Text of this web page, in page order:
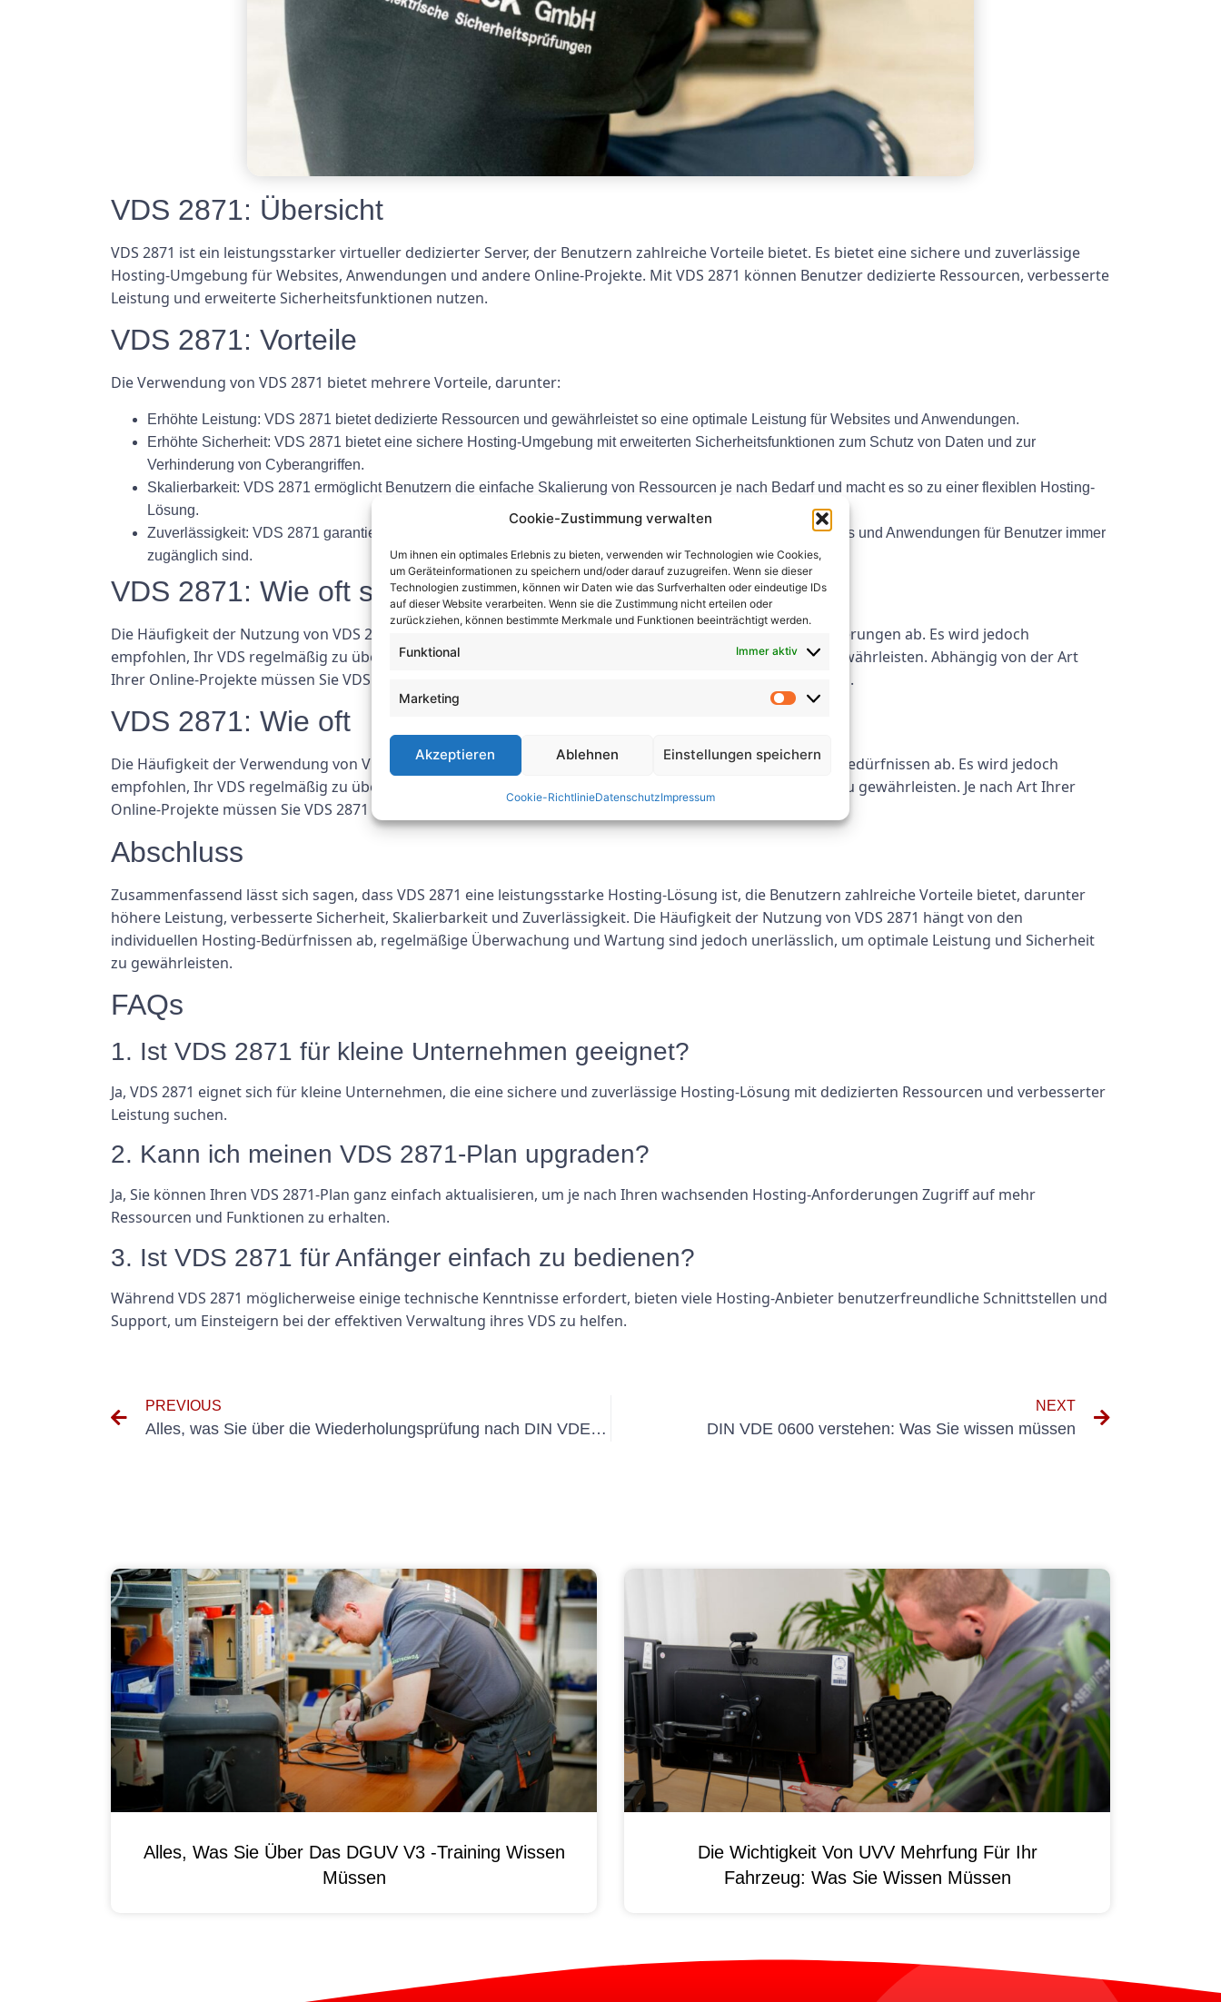
Cookie-Zustimmung verwalten
Um ihnen ein optimales Erlebnis zu bieten, verwenden wir Technologien wie Cookies,
um Geräteinformationen zu speichern und/oder darauf zuzugreifen. Wenn sie dieser
Technologien zustimmen, können wir Daten wie das Surfverhalten oder eindeutige IDs
auf dieser Website verarbeiten. Wenn sie die Zustimmung nicht erteilen oder
zurückziehen, können bestimmte Merkmale und Funktionen beeinträchtigt werden.
Funktional Immer aktiv
Marketing
Akzeptieren Ablehnen Einstellungen speichern
Cookie-RichtlinieDatenschutzImpressum
VDS 2871: Übersicht
VDS 2871 ist ein leistungsstarker virtueller dedizierter Server, der Benutzern zahlreiche Vorteile bietet. Es bietet eine sichere und zuverlässige
Hosting-Umgebung für Websites, Anwendungen und andere Online-Projekte. Mit VDS 2871 können Benutzer dedizierte Ressourcen, verbesserte
Leistung und erweiterte Sicherheitsfunktionen nutzen.
VDS 2871: Vorteile
Die Verwendung von VDS 2871 bietet mehrere Vorteile, darunter:
Erhöhte Leistung: VDS 2871 bietet dedizierte Ressourcen und gewährleistet so eine optimale Leistung für Websites und Anwendungen.
Erhöhte Sicherheit: VDS 2871 bietet eine sichere Hosting-Umgebung mit erweiterten Sicherheitsfunktionen zum Schutz von Daten und zur
Verhinderung von Cyberangriffen.
Skalierbarkeit: VDS 2871 ermöglicht Benutzern die einfache Skalierung von Ressourcen je nach Bedarf und macht es so zu einer flexiblen Hosting-
Lösung.
Zuverlässigkeit: VDS 2871 garantiert eine hohe Betriebszeit und Verfügbarkeit und stellt sicher, dass Websites und Anwendungen für Benutzer immer
zugänglich sind.
VDS 2871: Wie oft sollte man es anwenden?
Die Häufigkeit der Nutzung von VDS 2871 hängt von Ihren spezifischen Hosting-Bedürfnissen und -Anforderungen ab. Es wird jedoch
empfohlen, Ihr VDS regelmäßig zu überwachen und zu warten, um optimale Leistung und Sicherheit zu gewährleisten. Abhängig von der Art
Ihrer Online-Projekte müssen Sie VDS 2871 möglicherweise täglich, wöchentlich oder monatlich verwenden.
VDS 2871: Wie oft
Die Häufigkeit der Verwendung von VDS 2871 hängt von Ihren spezifischen Hosting-Anforderungen und -Bedürfnissen ab. Es wird jedoch
empfohlen, Ihr VDS regelmäßig zu überwachen und zu warten, um eine optimale Leistung und Sicherheit zu gewährleisten. Je nach Art Ihrer
Online-Projekte müssen Sie VDS 2871 möglicherweise täglich, wöchentlich oder monatlich verwenden.
Abschluss
Zusammenfassend lässt sich sagen, dass VDS 2871 eine leistungsstarke Hosting-Lösung ist, die Benutzern zahlreiche Vorteile bietet, darunter
höhere Leistung, verbesserte Sicherheit, Skalierbarkeit und Zuverlässigkeit. Die Häufigkeit der Nutzung von VDS 2871 hängt von den
individuellen Hosting-Bedürfnissen ab, regelmäßige Überwachung und Wartung sind jedoch unerlässlich, um optimale Leistung und Sicherheit
zu gewährleisten.
FAQs
1. Ist VDS 2871 für kleine Unternehmen geeignet?
Ja, VDS 2871 eignet sich für kleine Unternehmen, die eine sichere und zuverlässige Hosting-Lösung mit dedizierten Ressourcen und verbesserter
Leistung suchen.
2. Kann ich meinen VDS 2871-Plan upgraden?
Ja, Sie können Ihren VDS 2871-Plan ganz einfach aktualisieren, um je nach Ihren wachsenden Hosting-Anforderungen Zugriff auf mehr
Ressourcen und Funktionen zu erhalten.
3. Ist VDS 2871 für Anfänger einfach zu bedienen?
Während VDS 2871 möglicherweise einige technische Kenntnisse erfordert, bieten viele Hosting-Anbieter benutzerfreundliche Schnittstellen und
Support, um Einsteigern bei der effektiven Verwaltung ihres VDS zu helfen.
PREVIOUS
Alles, was Sie über die Wiederholungsprüfung nach DIN VDE 0105 wissen müssen
NEXT
DIN VDE 0600 verstehen: Was Sie wissen müssen
Alles, Was Sie Über Das DGUV V3 -Training Wissen
Müssen
Die Wichtigkeit Von UVV Mehrfung Für Ihr
Fahrzeug: Was Sie Wissen Müssen